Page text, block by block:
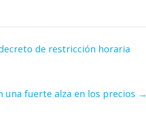
de restricción horaria
una fuerte alza en los precios →